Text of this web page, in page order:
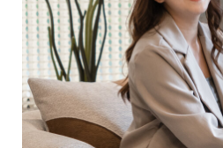
品味是生活的昇華，傢
了解更多